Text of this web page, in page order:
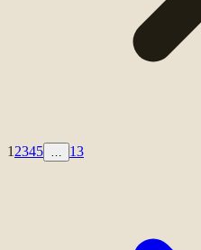
1 2345 13